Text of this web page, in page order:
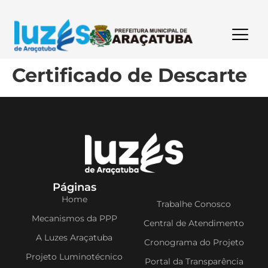
Certificado de Descarte
Páginas
Home
Mecanismos da PPP
A Luzes Araçatuba
Projeto Luminotécnico
Trabalhe Conosco
Central de Atendimento
Cronograma do Projeto
Portal da Transparência